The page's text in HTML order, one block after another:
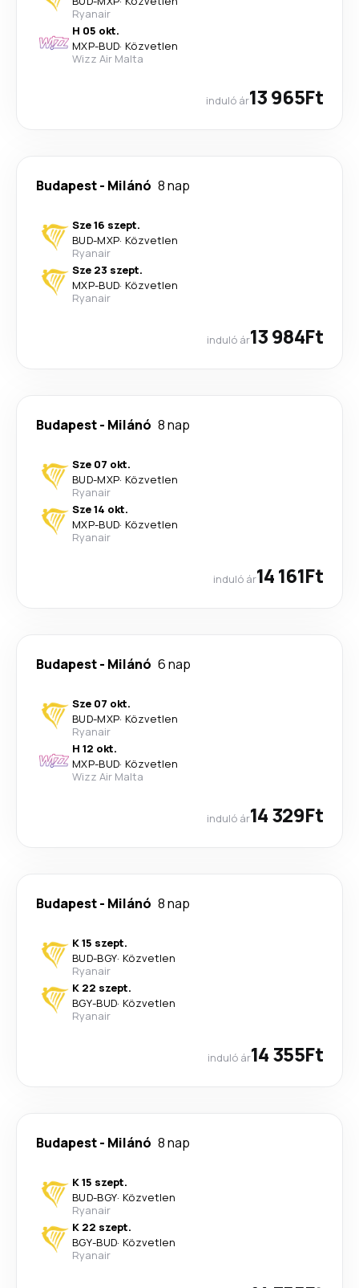
Ryanair
H 05 okt.
MXP-BUD· Közvetlen
Wizz Air Malta
induló ár13 965Ft
Budapest- Milánó 8 nap
Sze 16 szept.
BUD-MXP· Közvetlen
Ryanair
Sze 23 szept.
MXP-BUD· Közvetlen
Ryanair
induló ár13 984Ft
Budapest- Milánó 8 nap
Sze 07 okt.
BUD-MXP· Közvetlen
Ryanair
Sze 14 okt.
MXP-BUD· Közvetlen
Ryanair
induló ár14 161Ft
Budapest- Milánó 6 nap
Sze 07 okt.
BUD-MXP· Közvetlen
Ryanair
H 12 okt.
MXP-BUD· Közvetlen
Wizz Air Malta
induló ár14 329Ft
Budapest- Milánó 8 nap
K 15 szept.
BUD-BGY· Közvetlen
Ryanair
K 22 szept.
BGY-BUD· Közvetlen
Ryanair
induló ár14 355Ft
Budapest- Milánó 8 nap
K 15 szept.
BUD-BGY· Közvetlen
Ryanair
K 22 szept.
BGY-BUD· Közvetlen
Ryanair